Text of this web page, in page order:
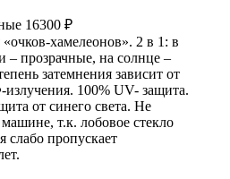
16300 ₽
хамелеонов». 2 в 1: в
– прозрачные, на солнце –
затемнения зависит от
100% UV- защита.
от синего света. Не
т.к. лобовое стекло
слабо пропускает